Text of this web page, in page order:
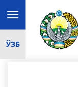
Toggle
navigation
ЎЗБ